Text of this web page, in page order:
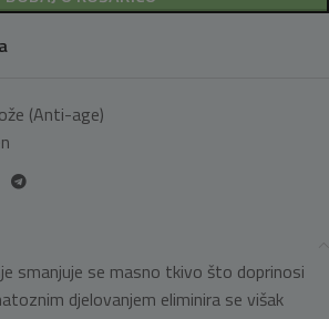
(Anti-age)
smanjuje se masno tkivo što doprinosi
djelovanjem eliminira se višak